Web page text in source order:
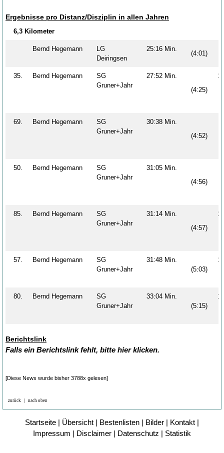
Ergebnisse pro Distanz/Disziplin in allen Jahren
6,3 Kilometer
Bernd Hegemann
LG
Deiringsen
25:16 Min.
(4:01)
35. Bernd Hegemann
SG
Gruner+Jahr
27:52 Min.
(4:25)
69. Bernd Hegemann
SG
Gruner+Jahr
30:38 Min.
(4:52)
50. Bernd Hegemann
SG
Gruner+Jahr
31:05 Min.
(4:56)
85. Bernd Hegemann
SG
Gruner+Jahr
31:14 Min.
(4:57)
57. Bernd Hegemann
SG
Gruner+Jahr
31:48 Min.
(5:03)
80. Bernd Hegemann
SG
Gruner+Jahr
33:04 Min.
(5:15)
Berichtslink
Falls ein Berichtslink fehlt, bitte hier klicken.
[Diese News wurde bisher 3788x gelesen]
zurück nach oben
Startseite | Übersicht | Bestenlisten | Bilder | Kontakt |
Impressum | Disclaimer | Datenschutz | Statistik